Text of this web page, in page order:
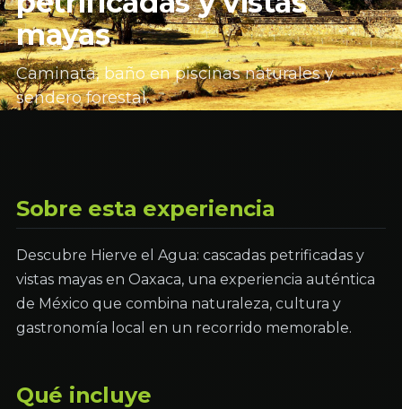
mayas
Caminata, baño en piscinas naturales y
sendero forestal.
Sobre esta experiencia
Descubre Hierve el Agua: cascadas petrificadas y
vistas mayas en Oaxaca, una experiencia auténtica
de México que combina naturaleza, cultura y
gastronomía local en un recorrido memorable.
Qué incluye